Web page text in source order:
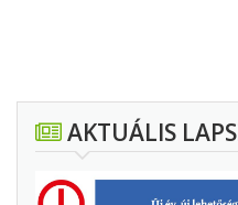
képviselője. Mondja ezt
ezelőtt Nagykőrös
levéltár kincseit a Fidesz
elrabolták a városból.
AKTUÁLIS